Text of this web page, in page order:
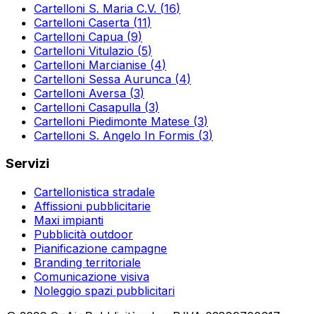
Cartelloni S. Maria C.V. (16)
Cartelloni Caserta (11)
Cartelloni Capua (9)
Cartelloni Vitulazio (5)
Cartelloni Marcianise (4)
Cartelloni Sessa Aurunca (4)
Cartelloni Aversa (3)
Cartelloni Casapulla (3)
Cartelloni Piedimonte Matese (3)
Cartelloni S. Angelo In Formis (3)
Servizi
Cartellonistica stradale
Affissioni pubblicitarie
Maxi impianti
Pubblicità outdoor
Pianificazione campagne
Branding territoriale
Comunicazione visiva
Noleggio spazi pubblicitari